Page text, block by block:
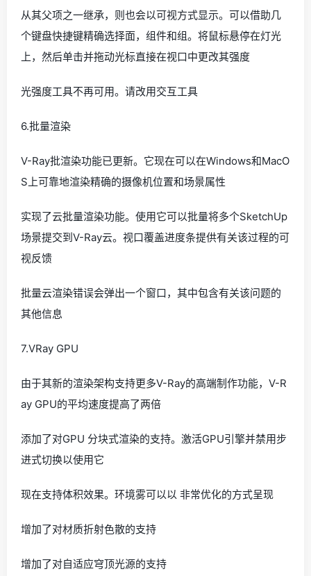
从其父项之一继承，则也会以可视方式显示。可以借助几
个键盘快捷键精确选择面，组件和组。将鼠标悬停在灯光
上，然后单击并拖动光标直接在视口中更改其强度
光强度工具不再可用。请改用交互工具
6.批量渲染
V-Ray批渲染功能已更新。它现在可以在Windows和MacO
S上可靠地渲染精确的摄像机位置和场景属性
实现了云批量渲染功能。使用它可以批量将多个SketchUp
场景提交到V-Ray云。视口覆盖进度条提供有关该过程的可
视反馈
批量云渲染错误会弹出一个窗口，其中包含有关该问题的
其他信息
7.VRay GPU
由于其新的渲染架构支持更多V-Ray的高端制作功能，V-R
ay GPU的平均速度提高了两倍
添加了对GPU 分块式渲染的支持。激活GPU引擎并禁用步
进式切换以使用它
现在支持体积效果。环境雾可以以 非常优化的方式呈现
增加了对材质折射色散的支持
增加了对自适应穹顶光源的支持